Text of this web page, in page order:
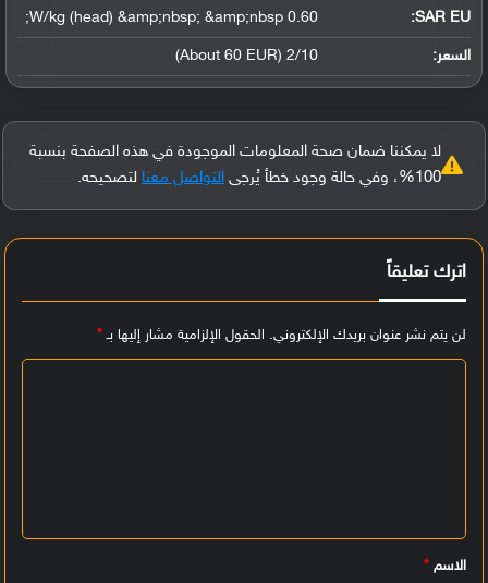
SAR EU:
0.60 W/kg (head) &amp;nbsp; &amp;nbsp;
السعر: 2/10 (About 60 EUR)
لا يمكننا ضمان صحة المعلومات الموجودة في هذه الصفحة بنسبة
100%، وفي حالة وجود خطأ يُرجى
التواصل معنا لتصحيحه.
اترك تعليقاً
لن يتم نشر عنوان بريدك الإلكتروني. الحقول الإلزامية مشار إليها بـ*
ي
ق
الاسم *